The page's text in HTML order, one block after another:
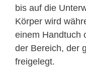
bis auf die
Körper wird
einem Handtuch
der Bereich, der
freigelegt.